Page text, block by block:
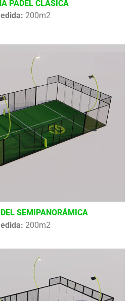
PÁDEL CLASICA
200m2
SEMIPANORÁMICA
200m2